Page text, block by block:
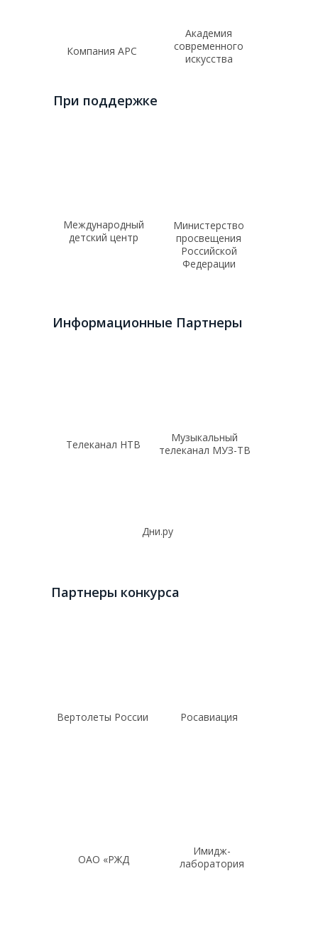
Компания АРС
Академия
современного
искусства
Международный
детский центр
Министерство
просвещения
Российской
Федерации
При поддержке
Информационные Партнеры
Телеканал НТВ
Музыкальный
телеканал МУЗ-ТВ
Партнеры конкурса
Имидж-
лаборатория
Дни.ру
Вертолеты России Росавиация
ОАО «РЖД